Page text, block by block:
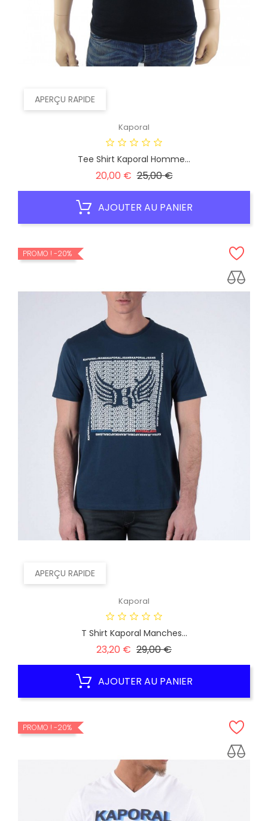
APERÇU RAPIDE
Kaporal
Tee Shirt Kaporal Homme...
20,00 € Prix
25,00 €Prix
AJOUTER AU PANIER
APERÇU RAPIDE
PROMO ! -20%
Kaporal
T Shirt Kaporal Manches...
23,20 € Prix
29,00 €Prix
AJOUTER AU PANIER
PROMO ! -20%